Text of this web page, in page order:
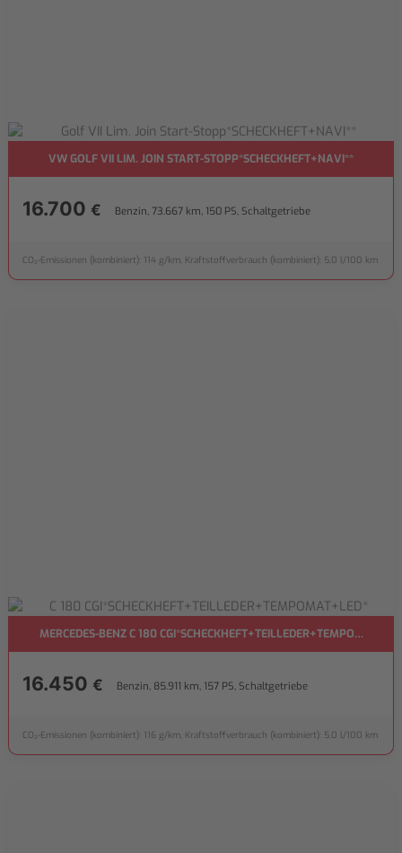
VW GOLF VII LIM. JOIN START-STOPP*SCHECKHEFT+NAVI**
16.700 € Benzin, 73.667 km, 150 PS, Schaltgetriebe
CO₂-Emissionen (kombiniert): 114 g/km, Kraftstoffverbrauch (kombiniert): 5,0 l/100 km
MERCEDES-BENZ C 180
16.450 € Benzin, 85.911 km, 157 PS, Schaltgetriebe
CO₂-Emissionen (kombiniert): 116 g/km, Kraftstoffverbrauch (kombiniert): 5,0 l/100 km